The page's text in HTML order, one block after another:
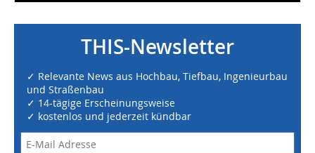
THIS-Newsletter
✓ Relevante News aus Hochbau, Tiefbau, Ingenieurbau
und Straßenbau
✓ 14-tägige Erscheinungsweise
✓ kostenlos und jederzeit kündbar